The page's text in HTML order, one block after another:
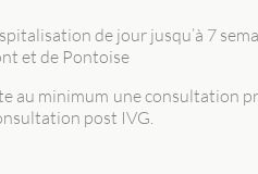
de jour jusqu’à 7
et de Pontoise
au minimum une consultation
post IVG.